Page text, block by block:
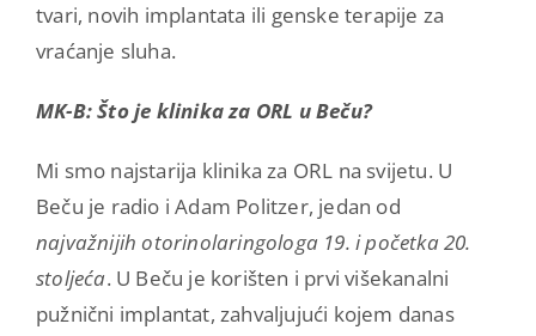
tvari, novih implantata ili genske terapije za
vraćanje sluha.
MK-B: Što je klinika za ORL u Beču?
Mi smo najstarija klinika za ORL na svijetu. U
Beču je radio i Adam Politzer, jedan od
najvažnijih otorinolaringologa 19. i početka 20.
stoljeća. U Beču je korišten i prvi višekanalni
pužnični implantat, zahvaljujući kojem danas